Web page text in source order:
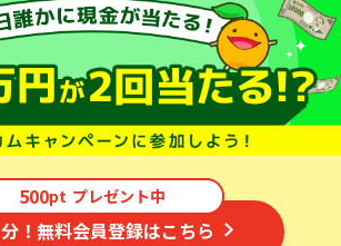
500pt プレゼント中
分！無料会員登録はこちら